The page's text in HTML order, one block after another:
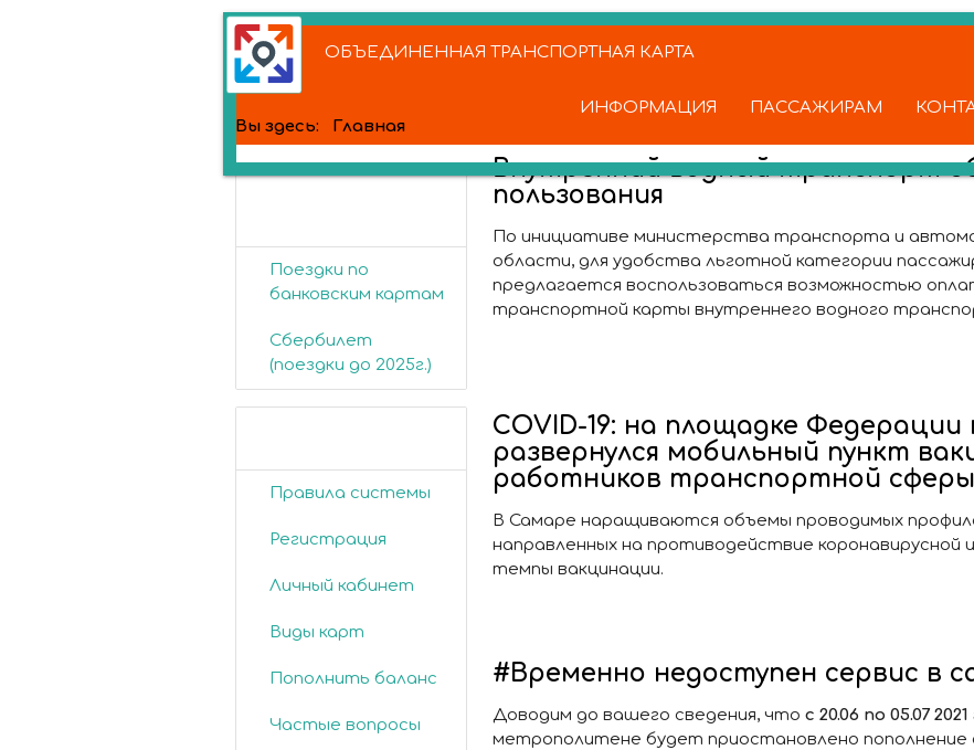
ОБЪЕДИНЕННАЯ ТРАНСПОРТНАЯ КАРТА
ИНФОРМАЦИЯ ПАССАЖИРАМ
Вы здесь: Главная
Поездки по
банковским картам
Сбербилет
(поездки до 2025г.)
Правила системы
Регистрация
Личный кабинет
Виды карт
Пополнить баланс
Частые вопросы
Внутренний водный транспорт
пользования
По инициативе министерства транспорта и
области, для удобства льготной категории
предлагается воспользоваться возможностью
транспортной карты внутреннего водного
COVID-19: на площадке
развернулся мобильный пункт
работников транспортной сферы
В Самаре наращиваются объемы проводимых
направленных на противодействие коронавирусной
темпы вакцинации.
#Временно недоступен сервис в
Доводим до вашего сведения, что с 20.06 по 05.07
метрополитене будет приостановлено пополнение